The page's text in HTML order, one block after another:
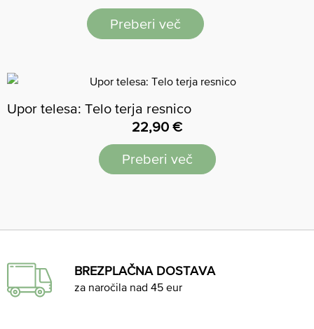
Preberi več
Upor telesa: Telo terja resnico
22,90 €
Preberi več
BREZPLAČNA DOSTAVA
za naročila nad 45 eur